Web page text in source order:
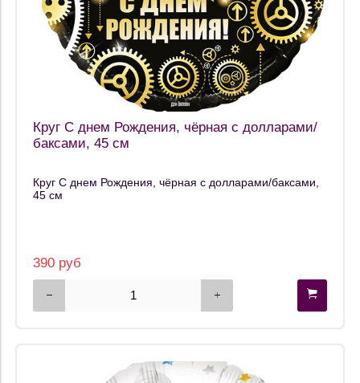
Круг С днем Рождения, чёрная с долларами/
баксами, 45 см
Круг С днем Рождения, чёрная с долларами/баксами,
45 см
390 руб